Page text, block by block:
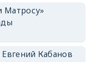
Матросу»
Кабанов